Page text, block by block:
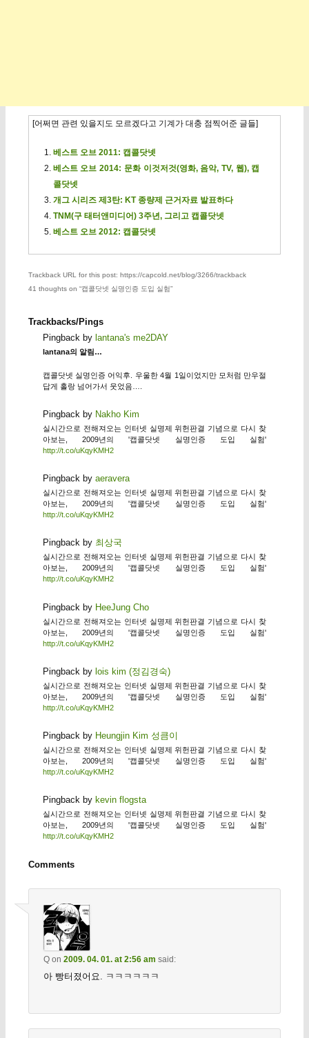
[어쩌면 관련 있을지도 모르겠다고 기계가 대충 점찍어준 글들]
베스트 오브 2011: 캡콜닷넷
베스트 오브 2014: 문화 이것저것(영화, 음악, TV, 웹), 캡
콜닷넷
개그 시리즈 제3탄: KT 종량제 근거자료 발표하다
TNM(구 태터앤미디어) 3주년, 그리고 캡콜닷넷
베스트 오브 2012: 캡콜닷넷
Trackback URL for this post: https://capcold.net/blog/3266/trackback
41 thoughts on “캡콜닷넷 실명인증 도입 실험”
Trackbacks/Pings
Pingback by lantana's me2DAY
lantana의 알림…
캡콜닷넷 실명인증 어익후. 우울한 4월 1일이었지만 모처럼 만우절
답게 홀랑 넘어가서 웃었음….
Pingback by Nakho Kim
실시간으로 전해져오는 인터넷 실명제 위헌판결 기념으로 다시 찾
아보는, 2009년의 '캡콜닷넷 실명인증 도입 실험'
http://t.co/uKqyKMH2
Pingback by aeravera
실시간으로 전해져오는 인터넷 실명제 위헌판결 기념으로 다시 찾
아보는, 2009년의 '캡콜닷넷 실명인증 도입 실험'
http://t.co/uKqyKMH2
Pingback by 최상국
실시간으로 전해져오는 인터넷 실명제 위헌판결 기념으로 다시 찾
아보는, 2009년의 '캡콜닷넷 실명인증 도입 실험'
http://t.co/uKqyKMH2
Pingback by HeeJung Cho
실시간으로 전해져오는 인터넷 실명제 위헌판결 기념으로 다시 찾
아보는, 2009년의 '캡콜닷넷 실명인증 도입 실험'
http://t.co/uKqyKMH2
Pingback by lois kim (정김경숙)
실시간으로 전해져오는 인터넷 실명제 위헌판결 기념으로 다시 찾
아보는, 2009년의 '캡콜닷넷 실명인증 도입 실험'
http://t.co/uKqyKMH2
Pingback by Heungjin Kim 성큼이
실시간으로 전해져오는 인터넷 실명제 위헌판결 기념으로 다시 찾
아보는, 2009년의 '캡콜닷넷 실명인증 도입 실험'
http://t.co/uKqyKMH2
Pingback by kevin flogsta
실시간으로 전해져오는 인터넷 실명제 위헌판결 기념으로 다시 찾
아보는, 2009년의 '캡콜닷넷 실명인증 도입 실험'
http://t.co/uKqyKMH2
Comments
Qon 2009. 04. 01. at 2:56 am said:
아 빵터졌어요. ㅋㅋㅋㅋㅋㅋ